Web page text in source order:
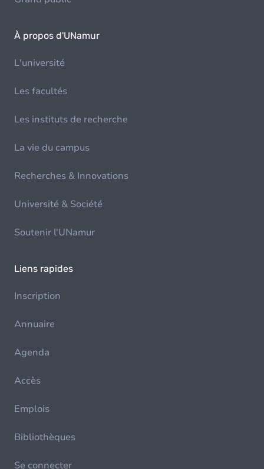
À propos d'UNamur
L'université
Les facultés
Les instituts de recherche
La vie du campus
Recherches & Innovations
Université & Société
Soutenir l'UNamur
Liens rapides
Inscription
Annuaire
Agenda
Accès
Emplois
Bibliothèques
Se connecter